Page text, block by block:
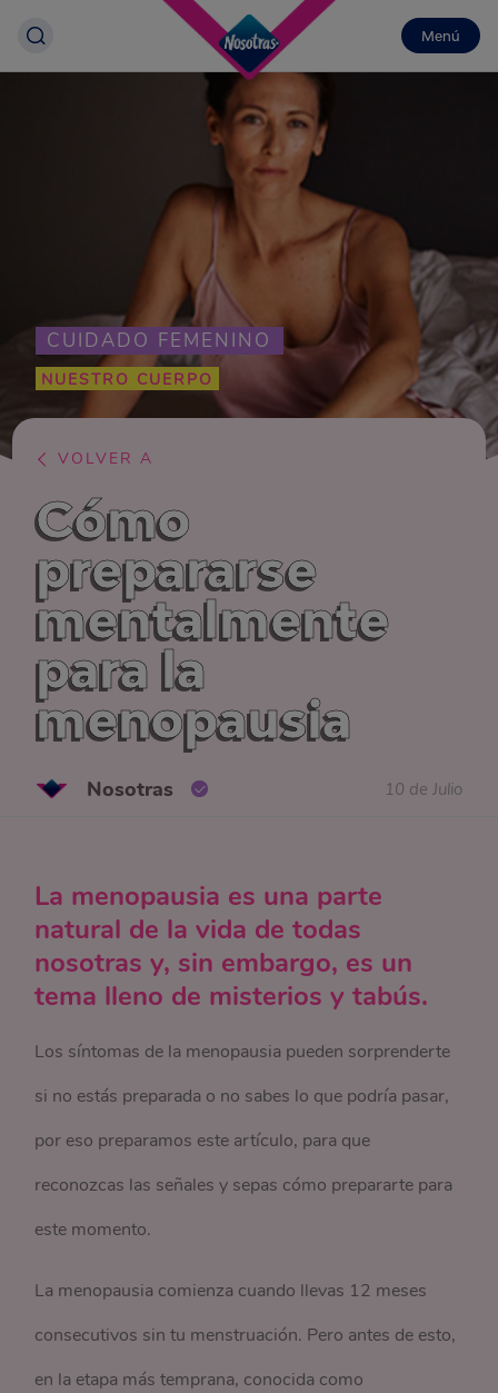
Menú
CUIDADO FEMENINO
NUESTRO CUERPO
VOLVER A
Cómo
prepararse
mentalmente
para la
menopausia
Nosotras 10 de Julio
La menopausia es una parte
natural de la vida de todas
nosotras y, sin embargo, es un
tema lleno de misterios y tabús.
Los síntomas de la menopausia pueden sorprenderte
si no estás preparada o no sabes lo que podría pasar,
por eso preparamos este artículo, para que
reconozcas las señales y sepas cómo prepararte para
este momento.
La menopausia comienza cuando llevas 12 meses
consecutivos sin tu menstruación. Pero antes de esto,
en la etapa más temprana, conocida como